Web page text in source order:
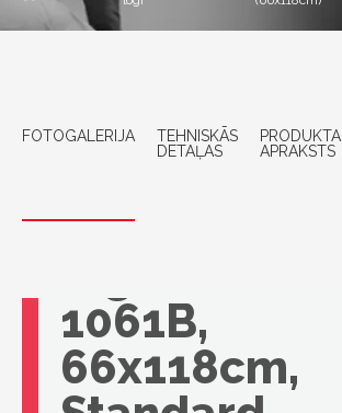
FOTOGALERIJA
TEHNISKĀS
DETAĻAS
PRODUKTA
APRAKSTS
VELUX jumta
1061B,
66x118cm,